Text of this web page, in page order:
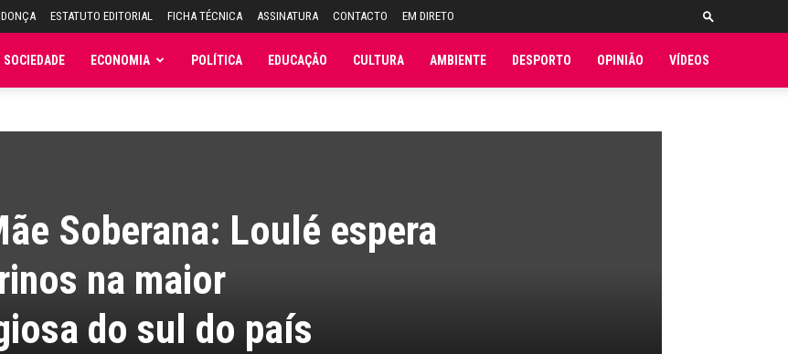
ESTATUTO EDITORIAL FICHA TÉCNICA ASSINATURA CONTACTO EM DIRETO
SOCIEDADE ECONOMIA POLÍTICA EDUCAÇÃO CULTURA AMBIENTE DESPORTO OPINIÃO VÍDEOS
Soberana: Loulé espera
na maior
do sul do país